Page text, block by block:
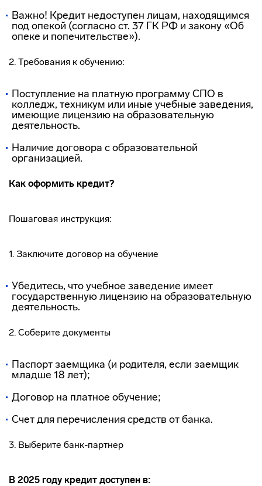
Важно! Кредит недоступен лицам, находящимся
под опекой (согласно ст. 37 ГК РФ и закону «Об
опеке и попечительстве»).
2. Требования к обучению:
Поступление на платную программу СПО в
колледж, техникум или иные учебные заведения,
имеющие лицензию на образовательную
деятельность.
Наличие договора с образовательной
организацией.
Как оформить кредит?
Пошаговая инструкция:
1. Заключите договор на обучение
Убедитесь, что учебное заведение имеет
государственную лицензию на образовательную
деятельность.
2. Соберите документы
Паспорт заемщика (и родителя, если заемщик
младше 18 лет);
Договор на платное обучение;
Счет для перечисления средств от банка.
3. Выберите банк-партнер
В 2025 году кредит доступен в: